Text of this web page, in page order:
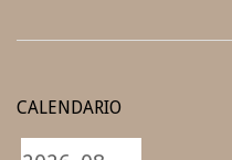
05
CALENDARIO